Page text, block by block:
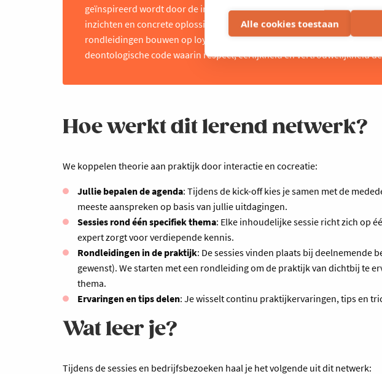
Alle cookies toestaan
geïnspireerd wordt door de inzichten en ervaringen van vakgenoten.
inzichten en concrete oplossingen, maar ook de zekerheid dat je er niet
rondleidingen bouwen op loyauteit en gastvrijheid, en worden
deontologische code waarin respect, eerlijkheid en vertrouwelijkheid
Hoe werkt dit lerend netwerk?
We koppelen theorie aan praktijk door interactie en cocreatie:
Jullie bepalen de agenda: Tijdens de kick-off kies je samen met de
meeste aanspreken op basis van jullie uitdagingen.
Sessies rond één specifiek thema: Elke inhoudelijke sessie richt zich op
expert zorgt voor verdiepende kennis.
Rondleidingen in de praktijk: De sessies vinden plaats bij deelnemende
gewenst). We starten met een rondleiding om de praktijk van dichtbij te
thema.
Ervaringen en tips delen: Je wisselt continu praktijkervaringen, tips en
Wat leer je?
Tijdens de sessies en bedrijfsbezoeken haal je het volgende uit dit netwerk: